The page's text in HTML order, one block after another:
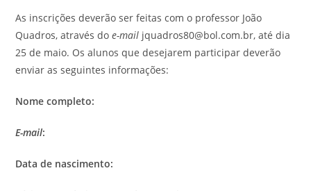
As inscrições deverão ser feitas com o professor João
Quadros, através doe-mail jquadros80@bol.com.br, até dia
25 de maio. Os alunos que desejarem participar deverão
enviar as seguintes informações:
Nome completo:
E-mail:
Data de nascimento: